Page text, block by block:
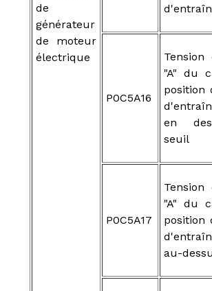
de
générateur
de moteur
électrique
P0C5A16
"A" du
position
en
seuil
P0C5A17
"A" du
position
au-